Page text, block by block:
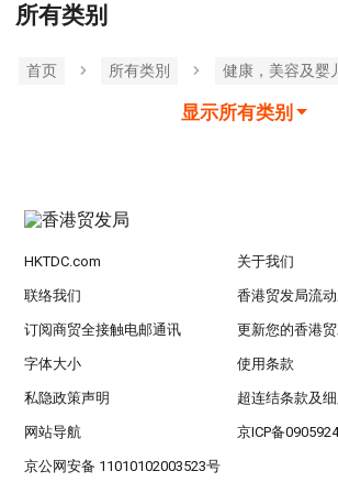
所有类别
首页 所有类別 健康，美容及婴
显示所有类别
HKTDC.com 关于我们
联络我们 香港贸发局流
订阅商贸全接触电邮通讯 更新您的香港
字体大小 使用条款
私隐政策声明 超连结条款及细
网站导航 京ICP备
京公网安备 11010102003523号